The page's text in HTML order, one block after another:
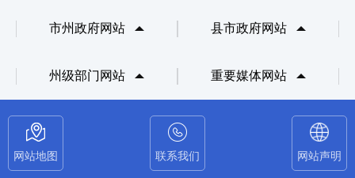
市州政府网站 县市政府网站
州级部门网站 重要媒体网站
网站地图 联系我们 网站声明